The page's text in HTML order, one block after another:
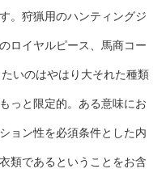
。狩猟用のハンティングジ
ロイヤルピース、馬商コー
いのはやはり大それた種類
っと限定的。ある意味にお
ョン性を必須条件とした内
類であるということをお含